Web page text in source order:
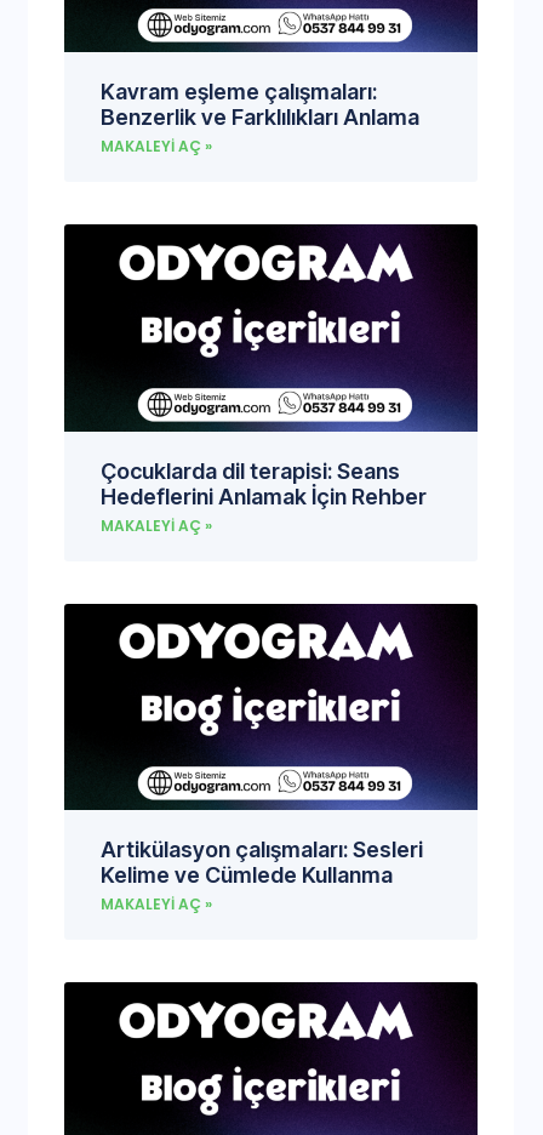
Kavram eşleme çalışmaları:
Benzerlik ve Farklılıkları Anlama
MAKALEYI AÇ »
Çocuklarda dil terapisi: Seans
Hedeflerini Anlamak İçin Rehber
MAKALEYI AÇ »
Artikülasyon çalışmaları: Sesleri
Kelime ve Cümlede Kullanma
MAKALEYI AÇ »